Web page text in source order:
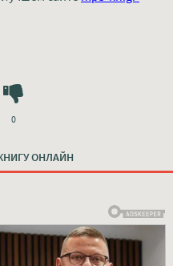
ОНЛАЙН
0